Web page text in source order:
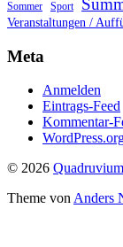
Sommer
Sport
Veranstaltungen /
Meta
Anmelden
Eintrags-Feed
Kommentar-
© 2026
Theme von Anders